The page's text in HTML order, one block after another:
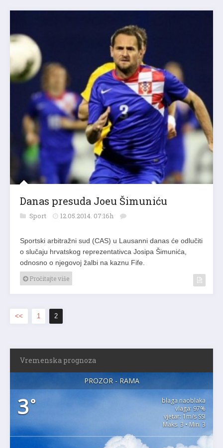
Danas presuda Joeu Šimuniću
Sport 12.05.2014. 07:16h
Sportski arbitražni sud (CAS) u Lausanni danas će odlučiti
o slučaju hrvatskog reprezentativca Josipa Šimunića,
odnosno o njegovoj žalbi na kaznu Fife.
Pročitajte više
<< 1 2
Vremenska prognoza
PROZOR - RAMA
3°
blaga naoblaka
vlaga: 97%
vjetar: 1m/s SSI
Maks. 3 • Min. 3